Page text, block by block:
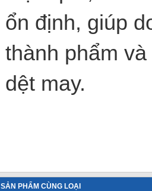
ổn định, giúp
thành phẩm
dệt may.
SẢN PHẨM CÙNG LOẠI